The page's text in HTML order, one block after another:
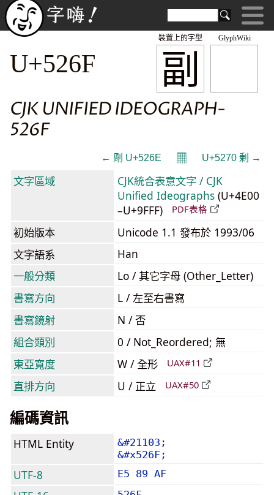
GlyphWiki
副
裝置上的字型
U+526F
CJK UNIFIED IDEOGRAPH-
526F
← 剮 U+526E 𝄜 U+5270 剰 →
文字區域
CJK統合表意文字 / CJK
Unified Ideographs (U+4E00
–U+9FFF)
PDF表格
初始版本
Unicode 1.1 發布於 1993/06
文字語系
Han
一般分類
Lo / 其它字母 (Other_Letter)
書寫方向
L / 左至右書寫
書寫鏡射
N / 否
組合類別
0 / Not_Reordered; 無
東亞寬度
W / 全形 UAX#11
直排方向 U / 正立 UAX#50
編碼資訊
HTML Entity
&#21103;
&#x526F;
UTF-8 E5 89 AF